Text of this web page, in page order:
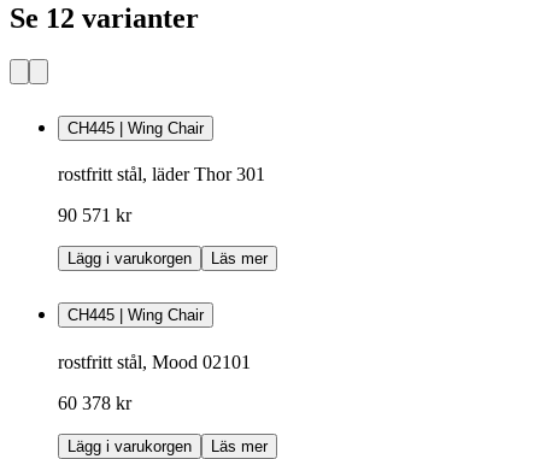
Se 12 varianter
CH445 | Wing Chair
rostfritt stål, läder Thor 301
90 571 kr
Lägg i varukorgen Läs mer
CH445 | Wing Chair
rostfritt stål, Mood 02101
60 378 kr
Lägg i varukorgen Läs mer